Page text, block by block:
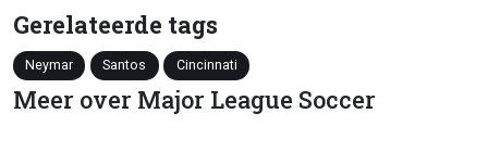
Gerelateerde tags
Neymar Santos Cincinnati
Meer over Major League Soccer